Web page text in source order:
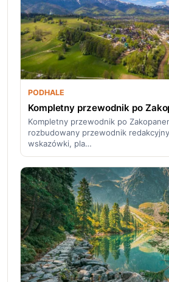
PODHALE
Kompletny przewodnik po
Kompletny przewodnik po
rozbudowany przewodnik
wskazówki, pla…